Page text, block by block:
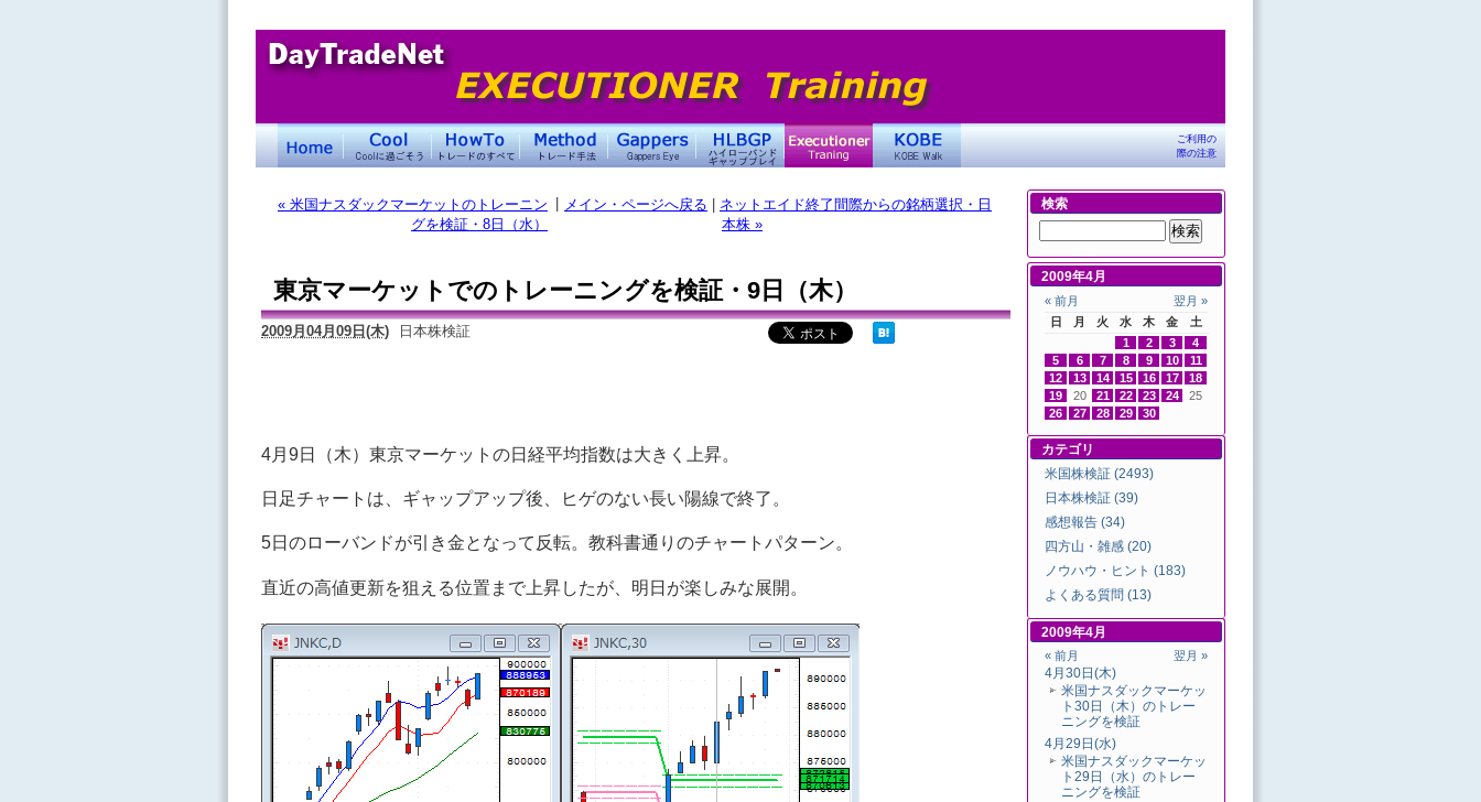
ご利用の
際の注意
« 米国ナスダックマーケットのトレーニン
グを検証・8日（水）
メイン・ページへ戻る
ネットエイド終了間際からの銘柄選択・日
本株 »
東京マーケットでのトレーニングを検証・9日（木）
2009月04月09日(木) 日本株検証
4月9日（木）東京マーケットの日経平均指数は大きく上昇。
日足チャートは、ギャップアップ後、ヒゲのない長い陽線で終了。
5日のローバンドが引き金となって反転。教科書通りのチャートパターン。
直近の高値更新を狙える位置まで上昇したが、明日が楽しみな展開。
検索
2009年4月
« 前月
翌月 »
日
月 火 水 木 金
土
1
2 3
4
5
6 7 8 9 10
11
12
13 14 15 16 17
18
19
20 21 22 23 24
25
26
27 28 29 30
カテゴリ
米国株検証 (2493)
日本株検証 (39)
感想報告 (34)
四方山・雑感 (20)
ノウハウ・ヒント (183)
よくある質問 (13)
2009年4月
« 前月 翌月 »
4月30日(木)
米国ナスダックマーケッ
ト30日（木）のトレー
ニングを検証
4月29日(水)
米国ナスダックマーケッ
ト29日（水）のトレー
ニングを検証